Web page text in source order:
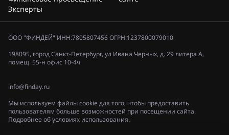
Эксперты
ООО "ФИНДЕЙ" ИНН:7805807456 ОГРН:1237800079010
198095, город Санкт-Петербург, ул Ивана Черных, д. 29 литера А,
помещ. 55-н офис 10-4ч
info@finday.ru
Мы используем файлы cookie для того, чтобы предоставить
пользователям больше возможностей при посещении сайта.
Подробнее об условиях использования.